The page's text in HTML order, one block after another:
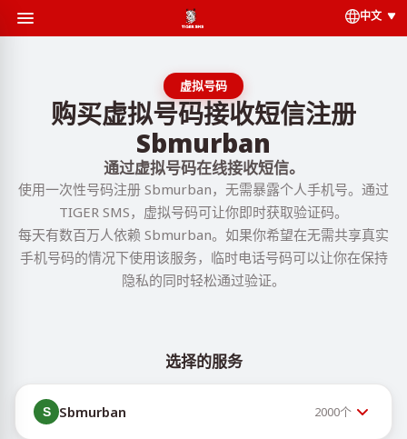
中文
虚拟号码
购买虚拟号码接收短信注册
Sbmurban
通过虚拟号码在线接收短信。
使用一次性号码注册 Sbmurban，无需暴露个人手机号。通过
TIGER SMS，虚拟号码可让你即时获取验证码。
每天有数百万人依赖 Sbmurban。如果你希望在无需共享真实
手机号码的情况下使用该服务，临时电话号码可以让你在保持
隐私的同时轻松通过验证。
选择的服务
Sbmurban 2000个